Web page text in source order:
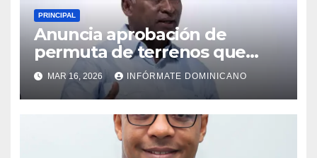
PRINCIPAL
Anuncia aprobación de
permuta de terrenos que
garantiza títulos de
propiedad a familias de la
región Sur
MAR 16, 2026 INFÓRMATE DOMINICANO